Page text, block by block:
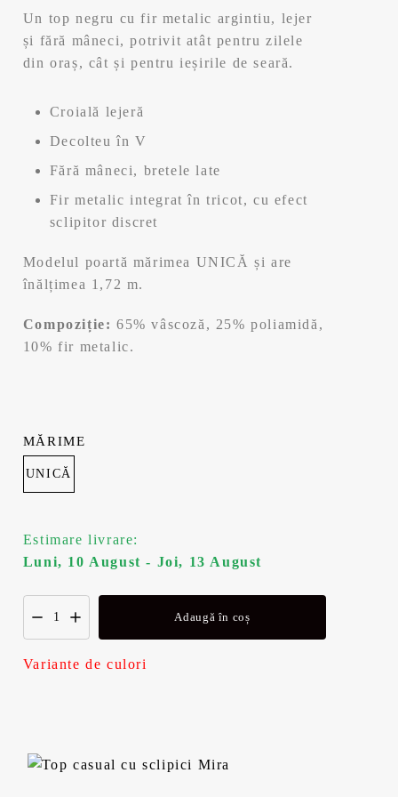
ț
n
ț
i
a
a
f
s
t
:
5
,
ț
c
u
e
n
t
s
t
:
4
7
,
9
Un top negru cu fir metalic argintiu, lejer
și fără mâneci, potrivit atât pentru zilele
din oraș, cât și pentru ieșirile de seară.
Croială lejeră
Decolteu în V
Fără mâneci, bretele late
Fir metalic integrat în tricot, cu efect
sclipitor discret
Modelul poartă mărimea UNICĂ și are
înălțimea 1,72 m.
Compoziție: 65% vâscoză, 25% poliamidă,
10% fir metalic.
UNICĂ
MĂRIME
Estimare livrare:
Luni, 10 August - Joi, 13 August
Adaugă în coș
Variante de culori